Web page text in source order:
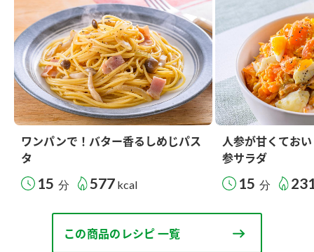
ワンパンで！バター香るしめじパス
タ
15 分 577 kcal
人参が甘くてお
参サラダ
15 分
この商品のレシピ 一覧